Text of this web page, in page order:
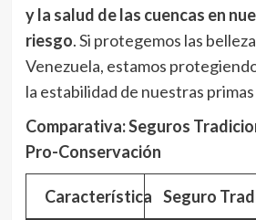
y la salud de las cuencas en
riesgo. Si protegemos las
Venezuela, estamos
la estabilidad de nuestras primas
Comparativa: Seguros
Pro-Conservación
Característica Seguro